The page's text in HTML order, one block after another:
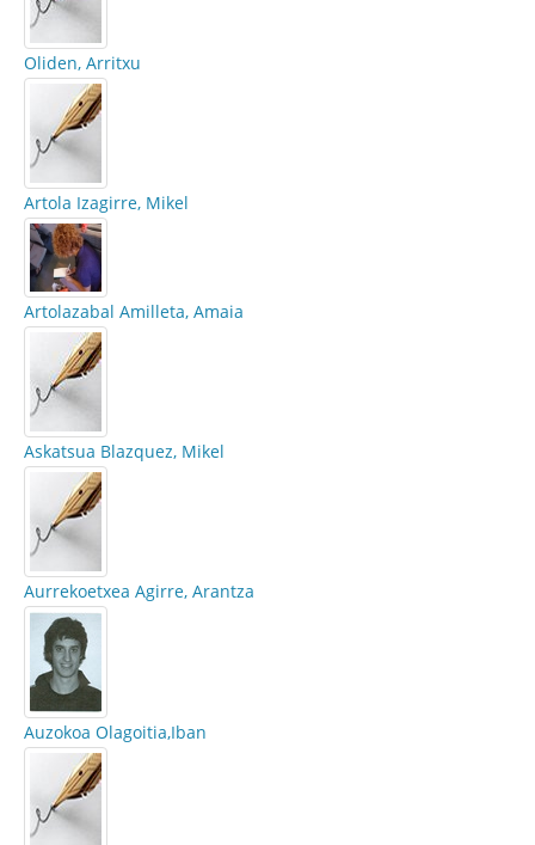
Oliden, Arritxu
Artola Izagirre, Mikel
Artolazabal Amilleta, Amaia
Askatsua Blazquez, Mikel
Aurrekoetxea Agirre, Arantza
Auzokoa Olagoitia,Iban